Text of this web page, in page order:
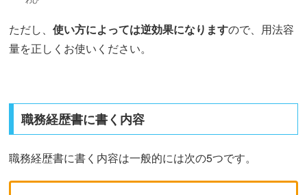
ただし、使い方によっては逆効果になりますので、用法容
量を正しくお使いください。
職務経歴書に書く内容
職務経歴書に書く内容は一般的には次の5つです。